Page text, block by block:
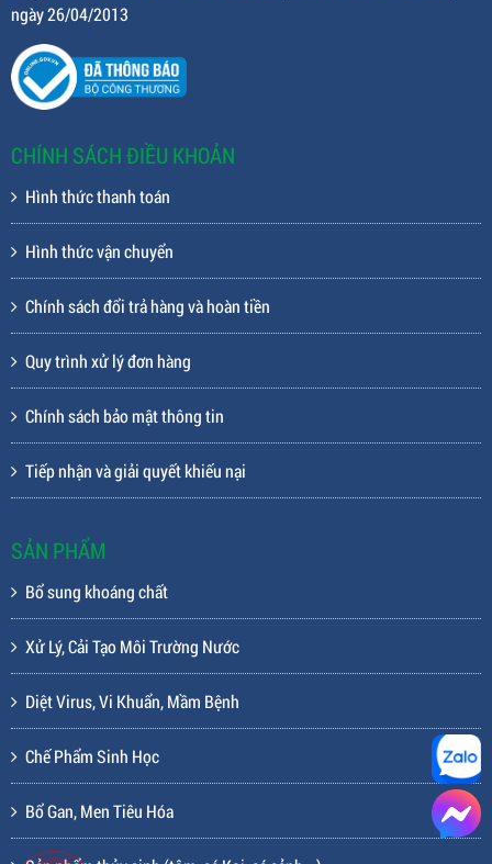
ngày 26/04/2013
CHÍNH SÁCH ĐIỀU KHOẢN
Hình thức thanh toán
Hình thức vận chuyển
Chính sách đổi trả hàng và hoàn tiền
Quy trình xử lý đơn hàng
Chính sách bảo mật thông tin
Tiếp nhận và giải quyết khiếu nại
SẢN PHẨM
Bổ sung khoáng chất
Xử Lý, Cải Tạo Môi Trường Nước
Diệt Virus, Vi Khuẩn, Mầm Bệnh
Chế Phẩm Sinh Học
Bổ Gan, Men Tiêu Hóa